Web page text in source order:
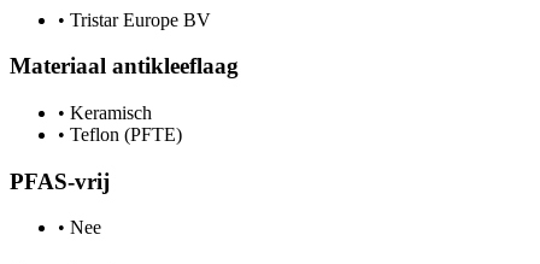
• Tristar Europe BV
Materiaal antikleeflaag
• Keramisch
• Teflon (PFTE)
PFAS-vrij
• Nee